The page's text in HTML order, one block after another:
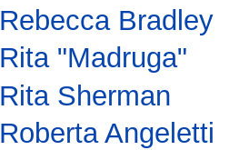
Rebecca Bradley
Rita "Madruga"
Rita Sherman
Roberta Angeletti